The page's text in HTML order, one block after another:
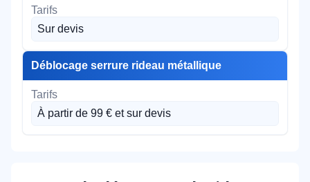
Sur devis
Déblocage serrure rideau métallique
À partir de 99 € et sur devis